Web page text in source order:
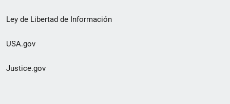
Ley de Libertad de Información
USA.gov
Justice.gov